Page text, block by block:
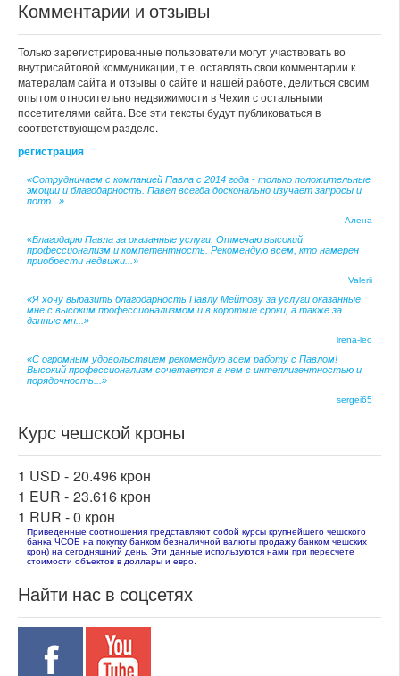
Комментарии и отзывы
Только зарегистрированные пользователи могут участвовать во
внутрисайтовой коммуникации, т.е. оставлять свои комментарии к
матералам сайта и отзывы о сайте и нашей работе, делиться своим
опытом относительно недвижимости в Чехии с остальными
посетителями сайта. Все эти тексты будут публиковаться в
соответствующем разделе.
регистрация
«Сотрудничаем с компанией Павла с 2014 года - только положительные
эмоции и благодарность. Павел всегда досконально изучает запросы и
потр...»
Алена
«Благодарю Павла за оказанные услуги. Отмечаю высокий
профессионализм и компетентность. Рекомендую всем, кто намерен
приобрести недвижи...»
Valerii
«Я хочу выразить благодарность Павлу Мейтову за услуги оказанные
мне с высоким профессионализмом и в короткие сроки, а также за
данные мн...»
irena-leo
«С огромным удовольствием рекомендую всем работу с Павлом!
Высокий профессионализм сочетается в нем с интеллигентностью и
порядочность...»
sergei65
Курс чешской кроны
1 USD - 20.496 крон
1 EUR - 23.616 крон
1 RUR -0 крон
Приведенные соотношения представляют собой курсы крупнейшего чешского
банка ЧСОБ на покупку банком безналичной валюты продажу банком чешских
крон) на сегодняшний день. Эти данные используются нами при пересчете
стоимости объектов в доллары и евро.
Найти нас в соцсетях